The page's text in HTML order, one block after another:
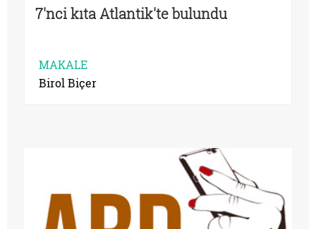
7'nci kıta Atlantik'te bulundu
MAKALE
Birol Biçer